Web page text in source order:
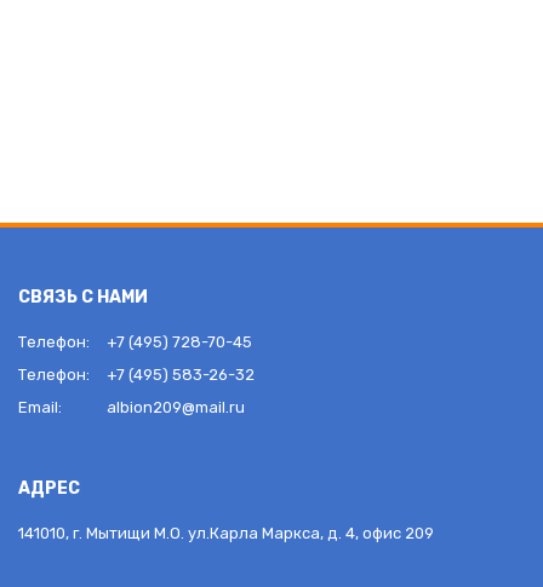
СВЯЗЬ С НАМИ
Телефон:
+7 (495) 728-70-45
Телефон:
+7 (495) 583-26-32
Email:
albion209@mail.ru
АДРЕС
141010, г. Мытищи М.О. ул.Карла Маркса, д. 4, офис 209